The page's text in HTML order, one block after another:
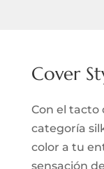
Cover
Con el tacto
categoría
color a tu
sensación